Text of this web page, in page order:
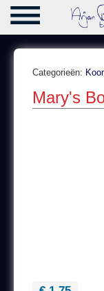
Categorieën:
Mary's